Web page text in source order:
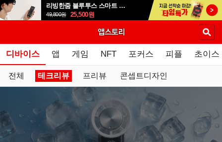
리빙한줌 블루투스 스마트 안경 선글라스
49,800원 25,500원
디바이스 앱 게임 NFT 포커스 피플 초이스
전체 테크리뷰 프리뷰 콘셉트디자인
닫기
요약